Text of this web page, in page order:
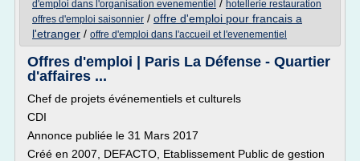
d'emploi dans l'organisation evenementiel / hotellerie restauration
offres d'emploi saisonnier / offre d'emploi pour francais a
l'etranger / offre d'emploi dans l'accueil et l'evenementiel
Offres d'emploi | Paris La Défense - Quartier
d'affaires ...
Chef de projets événementiels et culturels
CDI
Annonce publiée le 31 Mars 2017
Créé en 2007, DEFACTO, Etablissement Public de gestion